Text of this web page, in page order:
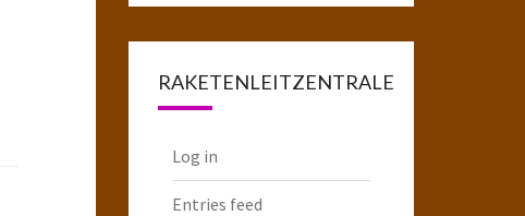
RAKETENLEITZENTRALE
Log in
Entries feed